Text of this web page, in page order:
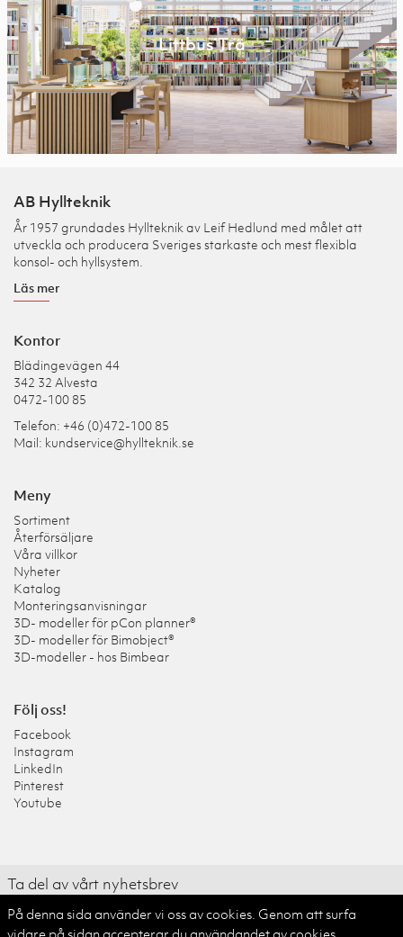
Littbus Trä
AB Hyllteknik
År 1957 grundades Hyllteknik av Leif Hedlund med målet att
utveckla och producera Sveriges starkaste och mest flexibla
konsol- och hyllsystem.
Läs mer
Kontor
Blädingevägen 44
342 32 Alvesta
0472-100 85
Telefon: +46 (0)472-100 85
Mail: kundservice@hyllteknik.se
Meny
Sortiment
Återförsäljare
Våra villkor
Nyheter
Katalog
Monteringsanvisningar
3D- modeller för pCon planner®
3D- modeller för Bimobject®
3D-modeller - hos Bimbear
Följ oss!
Facebook
Instagram
LinkedIn
Pinterest
Youtube
Ta del av vårt nyhetsbrev
Skicka
På denna sida använder vi oss av cookies. Genom att surfa
vidare på sidan accepterar du användandet av cookies